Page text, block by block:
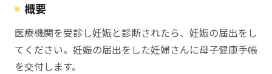
概要
医療機関を受診し妊娠と診断されたら、妊娠の届出をし
てください。妊娠の届出をした妊婦さんに母子健康手帳
を交付します。